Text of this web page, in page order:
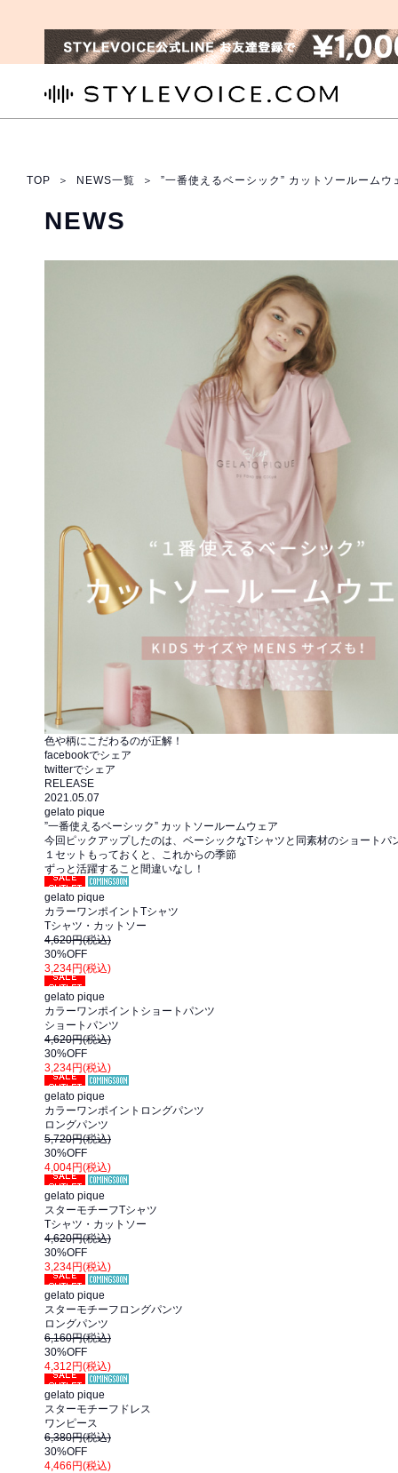
TOP ＞ NEWS一覧 ＞ ”一番使えるベーシック” カットソールームウ
NEWS
色や柄にこだわるのが正解！
facebookでシェア
twitterでシェア
RELEASE
2021.05.07
gelato pique
”一番使えるベーシック” カットソールームウェア
今回ピックアップしたのは、ベーシックなTシャツと同素材のショートパ
１セットもっておくと、これからの季節
ずっと活躍すること間違いなし！
セール
SOLDOUT
gelato pique
カラーワンポイントTシャツ
Tシャツ・カットソー
4,620円(税込)
30%OFF
3,234円(税込)
セール
gelato pique
カラーワンポイントショートパンツ
ショートパンツ
4,620円(税込)
30%OFF
3,234円(税込)
セール
SOLDOUT
gelato pique
カラーワンポイントロングパンツ
ロングパンツ
5,720円(税込)
30%OFF
4,004円(税込)
セール
SOLDOUT
gelato pique
スターモチーフTシャツ
Tシャツ・カットソー
4,620円(税込)
30%OFF
3,234円(税込)
セール
SOLDOUT
gelato pique
スターモチーフロングパンツ
ロングパンツ
6,160円(税込)
30%OFF
4,312円(税込)
セール
SOLDOUT
gelato pique
スターモチーフドレス
ワンピース
6,380円(税込)
30%OFF
4,466円(税込)